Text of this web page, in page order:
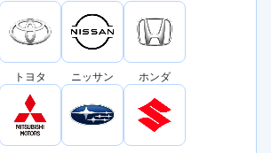
トヨタ ニッサン ホンダ